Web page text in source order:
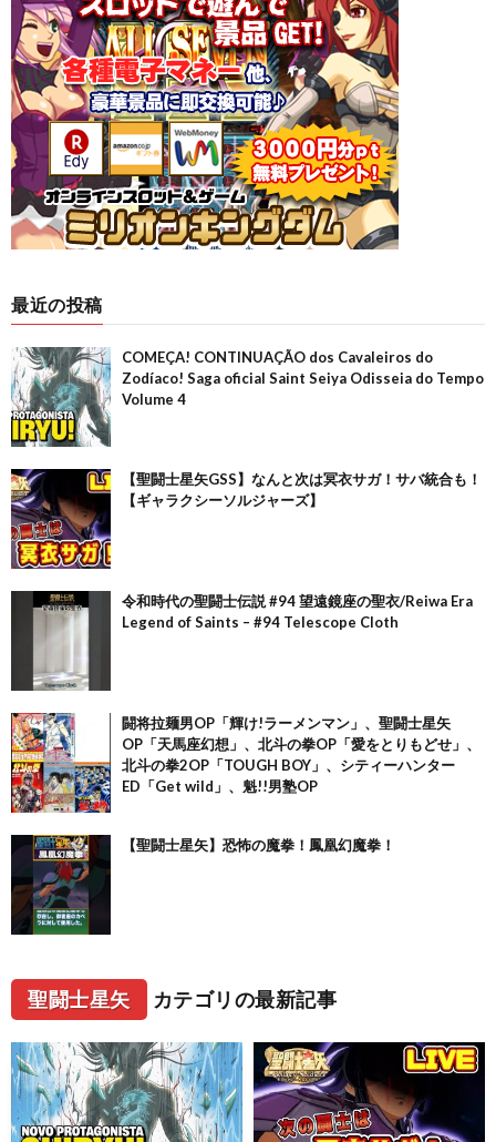
最近の投稿
COMEÇA! CONTINUAÇÃO dos Cavaleiros do
Zodíaco! Saga oficial Saint Seiya Odisseia do Tempo
Volume 4
【聖闘士星矢GSS】なんと次は冥衣サガ！サバ統合も！
【ギャラクシーソルジャーズ】
令和時代の聖闘士伝説 #94 望遠鏡座の聖衣/Reiwa Era
Legend of Saints – #94 Telescope Cloth
闘将拉麺男OP「輝け!ラーメンマン」、聖闘士星矢
OP「天馬座幻想」、北斗の拳OP「愛をとりもどせ」、
北斗の拳2OP「TOUGH BOY」、シティーハンター
ED「Get wild」、魁!!男塾OP
【聖闘士星矢】恐怖の魔拳！鳳凰幻魔拳！
聖闘士星矢 カテゴリの最新記事